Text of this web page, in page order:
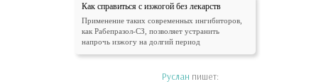
Как справиться с изжогой без лекарств
Применение таких современных ингибиторов,
как Рабепразол-СЗ, позволяет устранить
напрочь изжогу на долгий период
Руслан пишет: